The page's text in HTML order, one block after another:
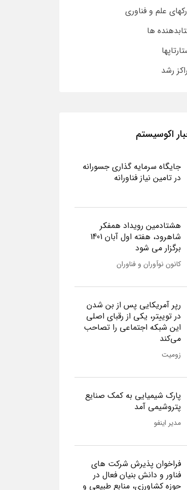
علم و فناوری
ها
رشد
اکوسیستم
جایگاه سرمایه گذاری جسورانه
در تامین نیاز فناورانه
هشتادمین رویداد همفکر
شاهرود، هفته اول آبان 1401
برگزار می شود
کانون نوآوران و فناوران
رپر آمریکایی پس از بن شدن
در توییتر، یکی از رقبای اصلی
این شبکه اجتماعی را تصاحب
می‌کند
زومیت
پارک شیمیایی به کمک صنایع
پتروشیمی آمد
مدیر اینفو
فراخوان پذیرش شرکت های
فناور و دانش بنیان فعال در
حوزه کشاورزی، منابع طبیعی و